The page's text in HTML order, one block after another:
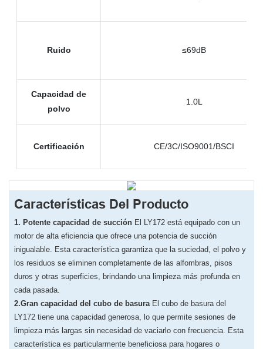
Ruido ≤69dB
Capacidad de
polvo
1.0L
Certificación CE/3C/ISO9001/BSCI
Características Del Producto
1. Potente capacidad de succión El LY172 está equipado con un
motor de alta eficiencia que ofrece una potencia de succión
inigualable. Esta característica garantiza que la suciedad, el polvo y
los residuos se eliminen completamente de las alfombras, pisos
duros y otras superficies, brindando una limpieza más profunda en
cada pasada.
2.Gran capacidad del cubo de basura El cubo de basura del
LY172 tiene una capacidad generosa, lo que permite sesiones de
limpieza más largas sin necesidad de vaciarlo con frecuencia. Esta
característica es particularmente beneficiosa para hogares o